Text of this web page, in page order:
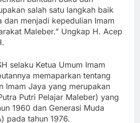
salah satu langkah baik
dan menjadi kepedulian Imam
Maleber.” Ungkap H. Acep
selaku Ketua Umum Imam
memaparkan tentang
Imam Jaya yang merupakan
Putri Pelajar Maleber) yang
1960 dan Generasi Muda
pada tahun 1976.